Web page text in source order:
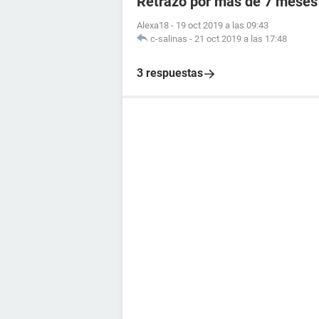
Alexa18 - 19 oct 2019 a las 09:43
c-salinas - 21 oct 2019 a las 17:48
3 respuestas